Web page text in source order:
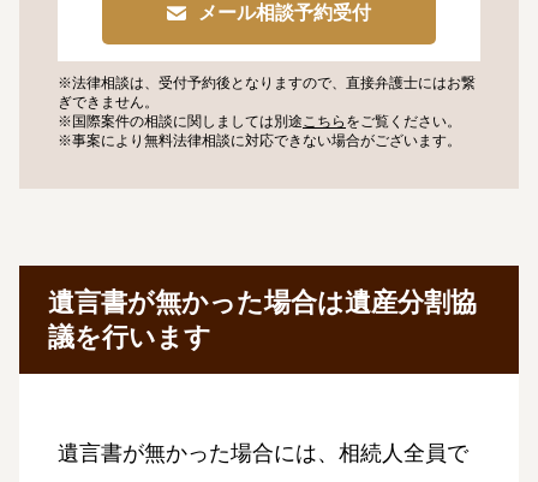
メール相談予約受付
※法律相談は、受付予約後となりますので、 直接弁護士にはお繋
ぎできません。
※国際案件の相談に関しましては別途こちら をご覧ください。
※事案により無料法律相談に対応できない場合がございます。
遺言書が無かった場合は遺産分割協
議を行います
遺言書が無かった場合には、相続人全員で